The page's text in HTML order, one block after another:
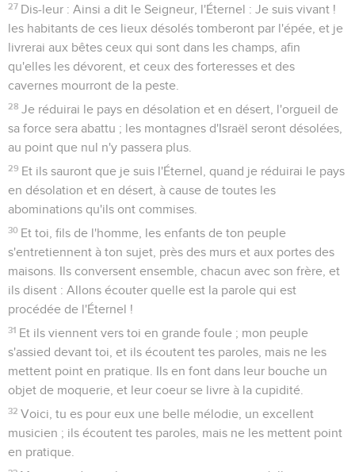
27 Dis-leur : Ainsi a dit le Seigneur, l'Éternel : Je suis vivant !
les habitants de ces lieux désolés tomberont par l'épée, et je
livrerai aux bêtes ceux qui sont dans les champs, afin
qu'elles les dévorent, et ceux des forteresses et des
cavernes mourront de la peste.
28 Je réduirai le pays en désolation et en désert, l'orgueil de
sa force sera abattu ; les montagnes d'Israël seront désolées,
au point que nul n'y passera plus.
29 Et ils sauront que je suis l'Éternel, quand je réduirai le pays
en désolation et en désert, à cause de toutes les
abominations qu'ils ont commises.
30 Et toi, fils de l'homme, les enfants de ton peuple
s'entretiennent à ton sujet, près des murs et aux portes des
maisons. Ils conversent ensemble, chacun avec son frère, et
ils disent : Allons écouter quelle est la parole qui est
procédée de l'Éternel !
31 Et ils viennent vers toi en grande foule ; mon peuple
s'assied devant toi, et ils écoutent tes paroles, mais ne les
mettent point en pratique. Ils en font dans leur bouche un
objet de moquerie, et leur coeur se livre à la cupidité.
32 Voici, tu es pour eux une belle mélodie, un excellent
musicien ; ils écoutent tes paroles, mais ne les mettent point
en pratique.